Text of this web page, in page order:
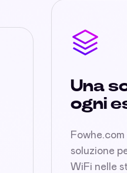
Una
ogni
soluzione
WiFi nelle